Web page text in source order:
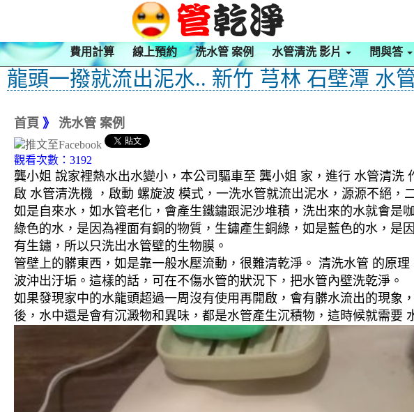
費用計算 線上預約 洗水管 案例 水管清洗 影片 問與答
龍頭一撥就流出泥水.. 新竹 芎林 石壁潭 水
首頁 》 洗水管 案例
觀看次數：3192
龔小姐 說家裡熱水出水變小，本公司驅車至 龔小姐 家，進行 水管清
啟 水管清洗機 ，啟動 螺旋波 模式，一洗水管就流出泥水，源源不絕，
如是自來水，如水管老化，會產生鐵鏽跟泥沙堆積，洗出來的水就會
綠色的水，是因為裡面有銅的物質，生鏽產生銅綠，如是藍色的水，
有生鏽，所以只洗出水管壁的生物膜。
管壁上的髒東西，如是靠一般水壓流動，很難清乾淨。 清洗水管 的原
波沖出汙垢。這樣的話，可在不傷水管的狀況下，把水管內壁洗乾淨。
如果發現家中的水龍頭超過一周沒有使用再開啟，會有髒水流出的現
後，水中還是會有沉澱物和異味，都是水管產生沉積物，這時候就需要